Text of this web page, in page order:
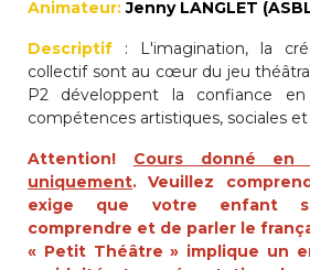
services.be
BE91 3631 6790 0976
Activités périscolaires Uccle
+32 (0)2 375 31 35
cesame@apeee-bxl1-services.be
Animateur:Jenny LANGLET
Descriptif
: L'imagination, la
collectif sont au cœur du jeu
P2 développent la confiance
compétences artistiques, sociales
Attention! Cours donné en
uniquement. Veuillez
exige que votre enfant
comprendre et de parler le
« Petit Théâtre » implique un